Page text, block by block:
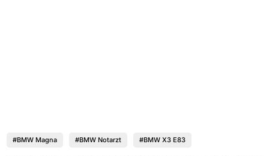
#BMW Magna #BMW Notarzt #BMW X3 E83